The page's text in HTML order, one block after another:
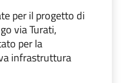
per il progetto di
via Turati,
per la
infrastruttura